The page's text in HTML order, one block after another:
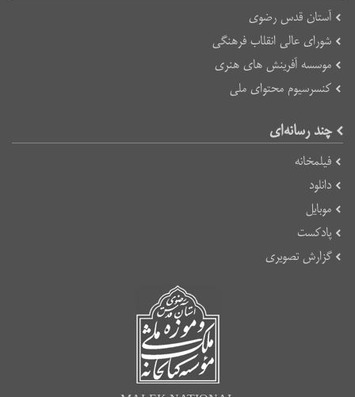
آستان قدس رضوی
شورای عالی انقلاب فرهنگی
موسسه آفرینش های هنری
کنسرسیوم محتوای ملی
چند رسانه‌ای
فیلمخانه
دانلود
موبایل
پادکست
گزارش تصویری